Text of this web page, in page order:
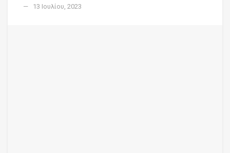
13 Ιουλίου, 2023